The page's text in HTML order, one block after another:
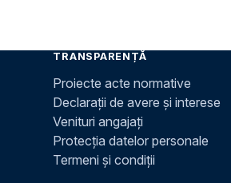
TRANSPARENȚĂ
Proiecte acte normative
Declarații de avere și interese
Venituri angajați
Protecția datelor personale
Termeni și condiții